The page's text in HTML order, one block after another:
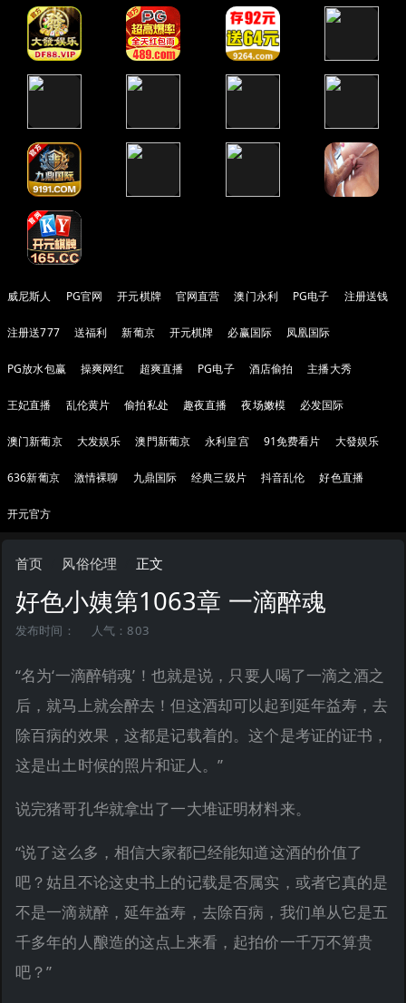
威尼斯人 PG官网 开元棋牌 官网直营 澳门永利 PG电子 注册送钱
注册送777 送福利 新葡京 开元棋牌 必赢国际 凤凰国际
PG放水包赢 操爽网红 超爽直播 PG电子 酒店偷拍 主播大秀
王妃直播 乱伦黄片 偷拍私处 趣夜直播 夜场嫩模 必发国际
澳门新葡京 大发娱乐 澳門新葡京 永利皇宫 91免费看片 大發娱乐
636新葡京 激情裸聊 九鼎国际 经典三级片 抖音乱伦 好色直播
开元官方
首页 风俗伦理 正文
好色小姨第1063章 一滴醉魂
发布时间： 人气：803
“名为‘一滴醉销魂’！也就是说，只要人喝了一滴之酒之
后，就马上就会醉去！但这酒却可以起到延年益寿，去
除百病的效果，这都是记载着的。这个是考证的证书，
这是出土时候的照片和证人。”
说完猪哥孔华就拿出了一大堆证明材料来。
“说了这么多，相信大家都已经能知道这酒的价值了
吧？姑且不论这史书上的记载是否属实，或者它真的是
不是一滴就醉，延年益寿，去除百病，我们单从它是五
千多年的人酿造的这点上来看，起拍价一千万不算贵
吧？”